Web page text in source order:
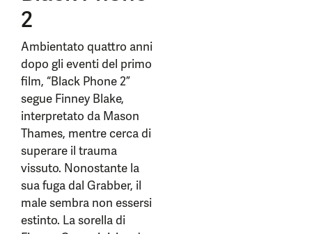
2
Ambientato quattro anni
dopo gli eventi del primo
film, “Black Phone 2”
segue Finney Blake,
interpretato da Mason
Thames, mentre cerca di
superare il trauma
vissuto. Nonostante la
sua fuga dal Grabber, il
male sembra non essersi
estinto. La sorella di